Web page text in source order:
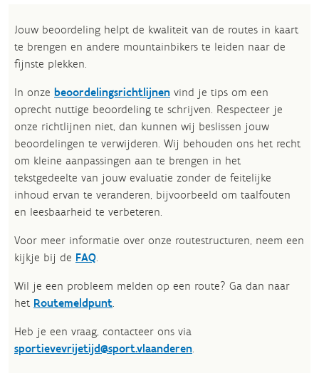
Jouw beoordeling helpt de kwaliteit van de routes in kaart
te brengen en andere mountainbikers te leiden naar de
fijnste plekken.
In onze beoordelingsrichtlijnen vind je tips om een
oprecht nuttige beoordeling te schrijven. Respecteer je
onze richtlijnen niet, dan kunnen wij beslissen jouw
beoordelingen te verwijderen. Wij behouden ons het recht
om kleine aanpassingen aan te brengen in het
tekstgedeelte van jouw evaluatie zonder de feitelijke
inhoud ervan te veranderen, bijvoorbeeld om taalfouten
en leesbaarheid te verbeteren.​
Voor meer informatie over onze routestructuren, neem een
kijkje bij de FAQ.
Wil je een probleem melden op een route? Ga dan naar
het Routemeldpunt.
Heb je een vraag, contacteer ons via
sportievevrijetijd@sport.vlaanderen.​